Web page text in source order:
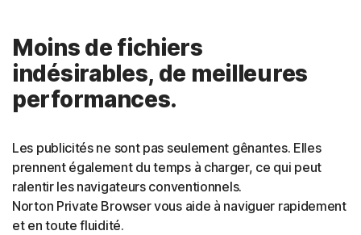
Moins de fichiers
indésirables, de meilleures
performances.
Les publicités ne sont pas seulement gênantes. Elles
prennent également du temps à charger, ce qui peut
ralentir les navigateurs conventionnels.
Norton Private Browser vous aide à naviguer rapidement
et en toute fluidité.